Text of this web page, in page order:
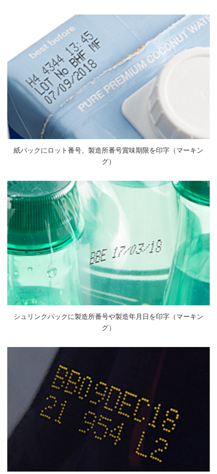
紙パックにロット番号、製造所番号賞味期限を印字（マーキン
グ）
シュリンクパックに製造所番号や製造年月日を印字（マーキン
グ）